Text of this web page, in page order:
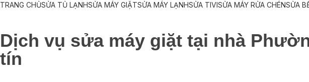
TRANG CHỦSỬA TỦ LẠNHSỬA MÁY GIẶTSỬA MÁY LẠNHSỬA TIVISỬA MÁY RỬA CHÉNSỬA
Dịch vụ sửa máy giặt tại nhà
tín